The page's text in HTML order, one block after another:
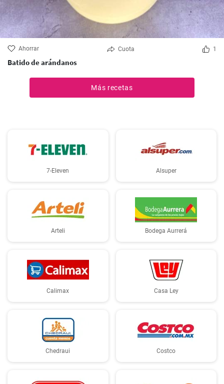
Ahorrar Cuota 1
Batido de arándanos
Más recetas
7-Eleven Alsuper
Arteli Bodega Aurrerá
Calimax Casa Ley
Chedraui Costco